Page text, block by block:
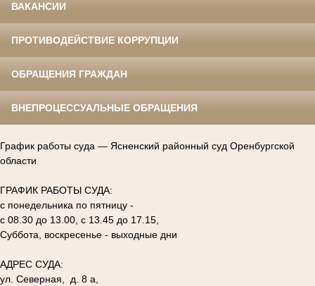
ВАКАНСИИ
ПРОТИВОДЕЙСТВИЕ КОРРУПЦИИ
ОБРАЩЕНИЯ ГРАЖДАН
ВНЕПРОЦЕССУАЛЬНЫЕ ОБРАЩЕНИЯ
График работы суда — Ясненский районный суд Оренбургской
области
ГРАФИК РАБОТЫ СУДА:
с понедельника по пятницу -
с 08.30 до 13.00, с 13.45 до 17.15,
Суббота, воскресенье - выходные дни
АДРЕС СУДА:
ул. Северная, д. 8 а,